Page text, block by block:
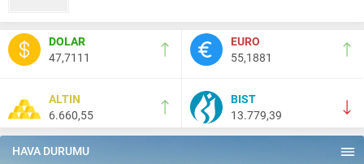
Nail Kazanç
10 Mart 2023 21:36
HAYDİ TEKİRDAĞ MAÇA !!!!
Salih Canikli
5 Kasım 2024 19:54
TEKİRDAĞ İL EMNİYET MÜDÜRÜMÜZE HAYIRLI OLSUN
DOLAR
47,7111
EURO
55,1881
ALTIN
6.660,55
BIST
13.779,39
HAVA DURUMU